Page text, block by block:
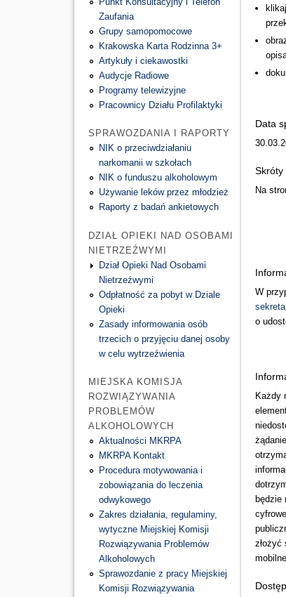
Data
Skróty
Na
W
o
Każdy
będzie
złożyć
Zaufania
Grupy samopomocowe
Krakowska Karta Rodzinna 3+
Artykuły i ciekawostki
Audycje Radiowe
Programy telewizyjne
Pracownicy Działu Profilaktyki
SPRAWOZDANIA I RAPORTY
NIK o przeciwdziałaniu
narkomanii w szkołach
NIK o funduszu alkoholowym
Używanie leków przez młodzież
Raporty z badań ankietowych
DZIAŁ OPIEKI NAD OSOBAMI
NIETRZEŹWYMI
Dział Opieki Nad Osobami
Nietrzeźwymi
Odpłatność za pobyt w Dziale
Opieki
Zasady informowania osób
trzecich o przyjęciu danej osoby
w celu wytrzeźwienia
MIEJSKA KOMISJA
ROZWIĄZYWANIA
PROBLEMÓW
ALKOHOLOWYCH
Aktualności MKRPA
MKRPA Kontakt
Procedura motywowania i
zobowiązania do leczenia
odwykowego
Zakres działania, regulaminy,
wytyczne Miejskiej Komisji
Rozwiązywania Problemów
Alkoholowych
Sprawozdanie z pracy Miejskiej
Komisji Rozwiązywania